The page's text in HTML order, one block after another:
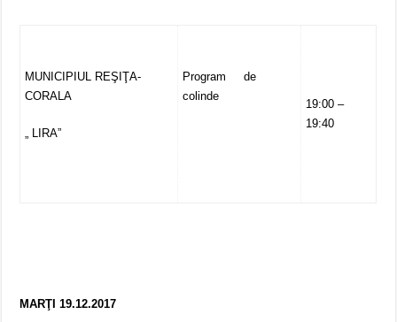
MUNICIPIUL REŞIŢA-
CORALA
„ LIRA”
Program de
colinde
19:00 –
19:40
MARŢI 19.12.2017